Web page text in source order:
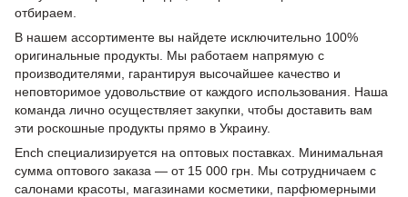
отбираем.
В нашем ассортименте вы найдете исключительно 100%
оригинальные продукты. Мы работаем напрямую с
производителями, гарантируя высочайшее качество и
неповторимое удовольствие от каждого использования. Наша
команда лично осуществляет закупки, чтобы доставить вам
эти роскошные продукты прямо в Украину.
Ench специализируется на оптовых поставках. Минимальная
сумма оптового заказа — от 15 000 грн. Мы сотрудничаем с
салонами красоты, магазинами косметики, парфюмерными